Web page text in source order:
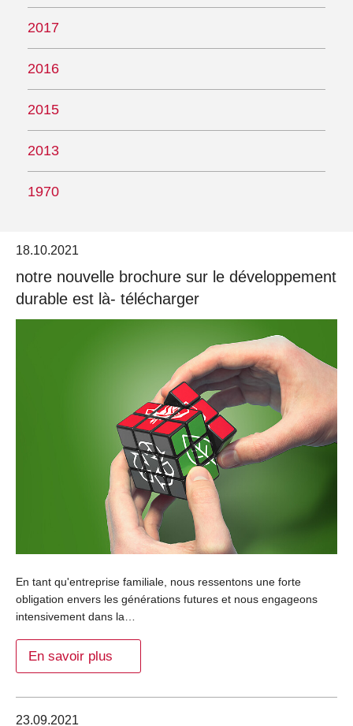
18.10.2021
notre nouvelle brochure sur le développement
durable est là- télécharger
En tant qu'entreprise familiale, nous ressentons une forte
obligation envers les générations futures et nous engageons
intensivement dans la…
En savoir plus
23.09.2021
2017
2016
2015
2013
1970